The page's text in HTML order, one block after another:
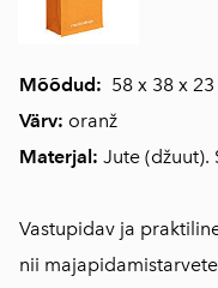
Mõõdud: 58 x 38 x
Värv: oranž
Materjal: Jute (džuut).
Vastupidav ja
nii